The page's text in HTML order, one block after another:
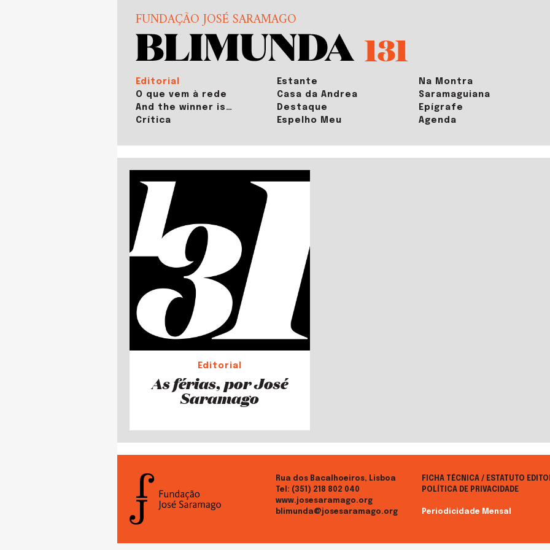
FUNDAÇÃO JOSÉ SARAMAGO
131
Editorial
O que vem à rede
And the winner is…
Crítica
Estante
Casa da Andrea
Destaque
Espelho Meu
Na Montra
Saramaguiana
Epígrafe
Agenda
Editorial
As férias, por José
Saramago
Rua dos Bacalhoeiros, Lisboa
Tel: (351) 218 802 040
www.josesaramago.org
blimunda@josesaramago.org
FICHA TÉCNICA / ESTATUTO
POLÍTICA DE PRIVACIDADE
Periodicidade Mensal